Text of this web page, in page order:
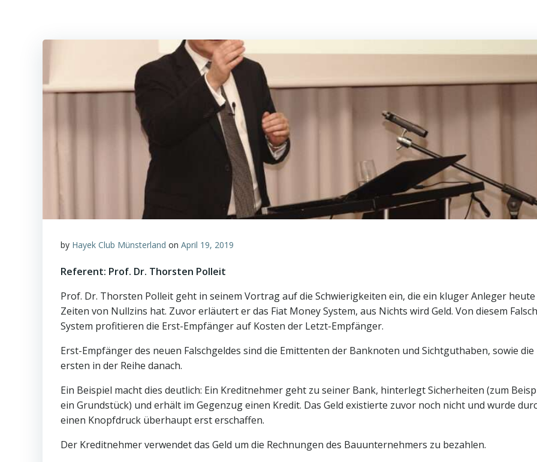
by Hayek Club Münsterland on April 19, 2019
Referent: Prof. Dr. Thorsten Polleit
Prof. Dr. Thorsten Polleit geht in seinem Vortrag auf die Schwierigkeiten ein, die ein kluger Anleger
Zeiten von Nullzins hat. Zuvor erläutert er das Fiat Money System, aus Nichts wird Geld. Von diesem
System profitieren die Erst-Empfänger auf Kosten der Letzt-Empfänger.
Erst-Empfänger des neuen Falschgeldes sind die Emittenten der Banknoten und Sichtguthaben, sowie die
ersten in der Reihe danach.
Ein Beispiel macht dies deutlich: Ein Kreditnehmer geht zu seiner Bank, hinterlegt Sicherheiten (zum
ein Grundstück) und erhält im Gegenzug einen Kredit. Das Geld existierte zuvor noch nicht und wurde
einen Knopfdruck überhaupt erst erschaffen.
Der Kreditnehmer verwendet das Geld um die Rechnungen des Bauunternehmers zu bezahlen.